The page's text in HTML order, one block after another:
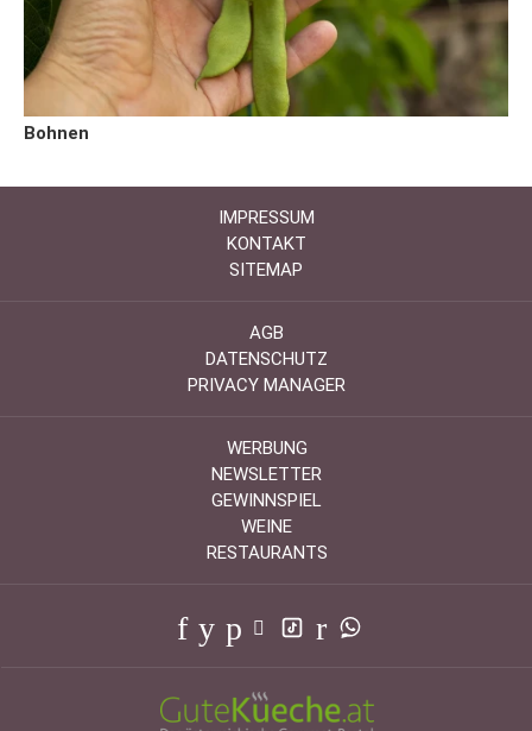
Bohnen
IMPRESSUM
KONTAKT
SITEMAP
AGB
DATENSCHUTZ
PRIVACY MANAGER
WERBUNG
NEWSLETTER
GEWINNSPIEL
WEINE
RESTAURANTS